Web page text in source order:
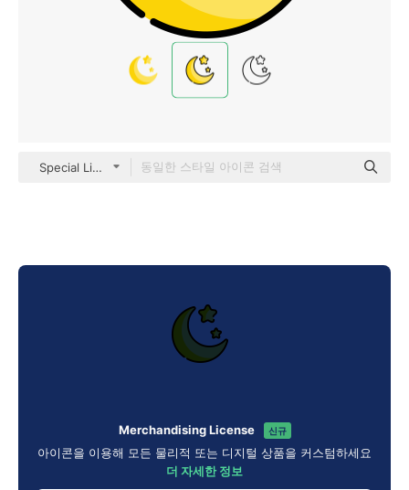
Special Lineal color
Merchandising License 신규
아이콘을 이용해 모든 물리적 또는 디지털 상품을 커스텀하세요
더 자세한 정보